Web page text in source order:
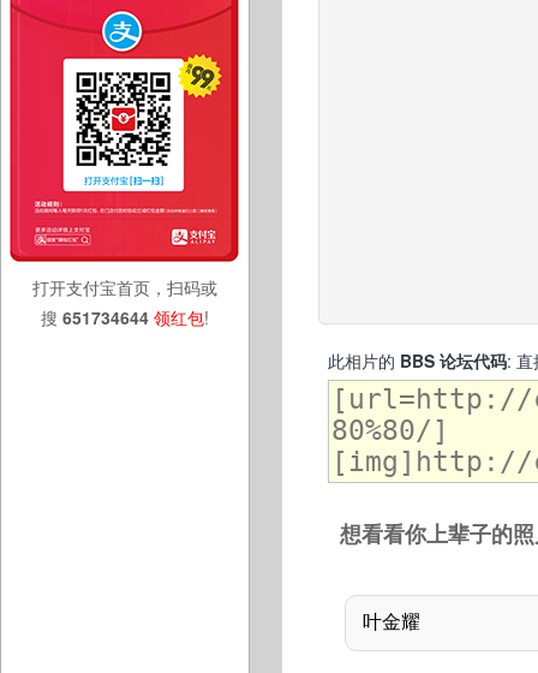
打开支付宝首页，扫码或
搜 651734644 领红包!
此相片的 BBS 论坛代码: 直
想看看你上辈子的